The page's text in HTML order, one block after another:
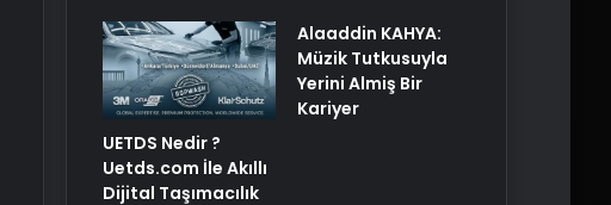
UETDS Nedir ?
Uetds.com İle Akıllı
Dijital Taşımacılık
Alaaddin KAHYA:
Müzik Tutkusuyla
Yerini Almiş Bir
Kariyer